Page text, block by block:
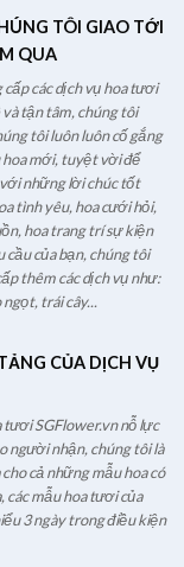
TÔI GIAO TỚI
QUA
các dịch vụ hoa tươi
tận tâm, chúng tôi
tôi luôn luôn cố gắng
mới, tuyệt vời để
những lời chúc tốt
tình yêu, hoa cưới hỏi,
hoa trang trí sự kiện
cầu của bạn, chúng tôi
thêm các dịch vụ như:
trái cây...
CỦA DỊCH VỤ
SGFlower.vn nỗ lực
người nhận, chúng tôi là
cả những mẫu hoa có
các mẫu hoa tươi của
3 ngày trong điều kiện